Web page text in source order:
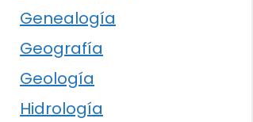
Genealogía
Geografía
Geología
Hidrología